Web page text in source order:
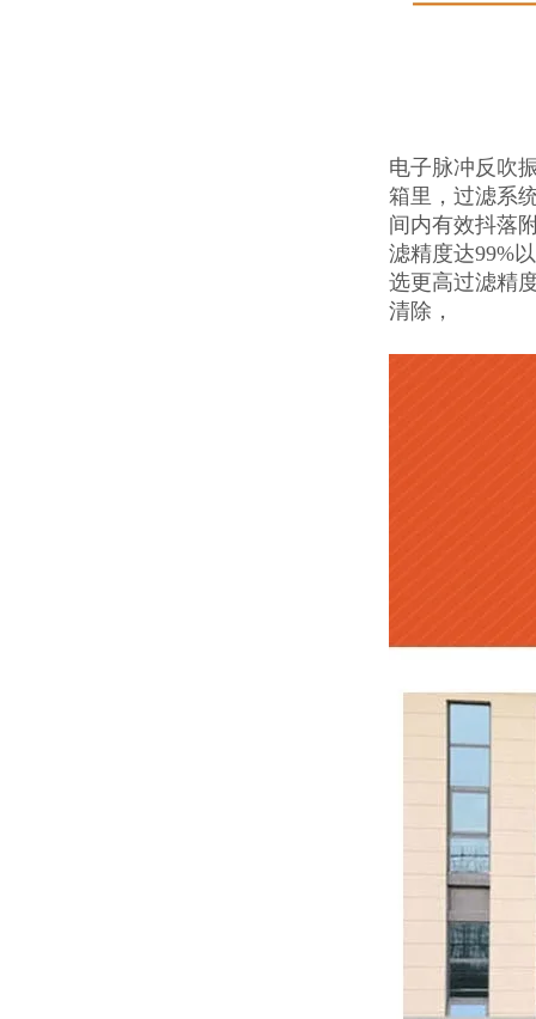
电子脉冲反吹
箱里，过滤系
间内有效抖落
滤精度达99%
选更高过滤精
清除，